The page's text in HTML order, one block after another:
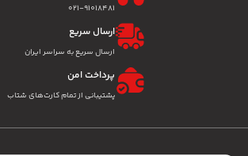
۰۲۱-91018481
ارسال سریع
ارسال سریع به سراسر ایران
پرداخت امن
پشتیبانی از تمام کارت‌های شتاب